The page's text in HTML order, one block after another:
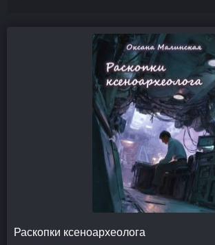
Раскопки ксеноархеолога